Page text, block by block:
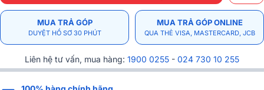
MUA TRẢ GÓP
DUYỆT HỒ SƠ 30 PHÚT
MUA TRẢ GÓP ONLINE
QUA THẺ VISA, MASTERCARD, JCB
Liên hệ tư vấn, mua hàng: 1900 0255 - 024 730 10 255